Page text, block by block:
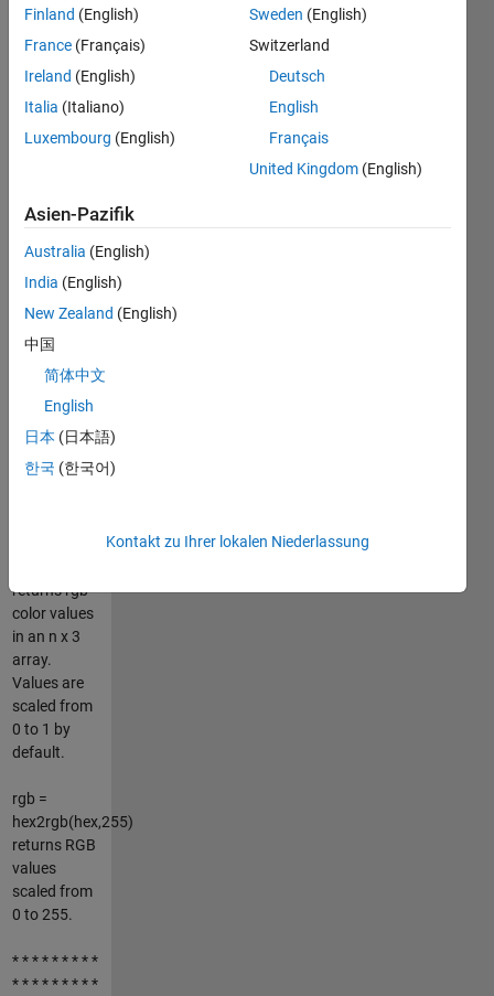
and rgb
These two
functions
can handle
inputs.
scaled from
0 to 1 to
Matlab's
syntax.
However, if
you'd like to
use RGB
values
scaled from
0 to 255,
that'll work
returns rgb
color values
in an n x 3
array.
Values are
scaled from
0 to 1 by
default.
rgb =
hex2rgb(hex,255)
returns RGB
values
scaled from
0 to 255.
* * * * * * * * *
* * * * * * * * *
Finland (English)
France (Français)
Ireland (English)
Italia (Italiano)
Luxembourg (English)
Sweden (English)
Switzerland
Deutsch
English
Français
United Kingdom (English)
Asien-Pazifik
Australia (English)
India (English)
New Zealand (English)
中国
简体中文
English
日本 (日本語)
한국 (한국어)
Kontakt zu Ihrer lokalen Niederlassung